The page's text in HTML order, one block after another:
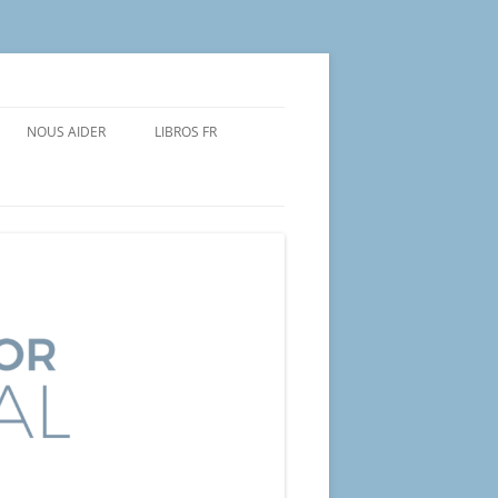
NOUS AIDER LIBROS FR